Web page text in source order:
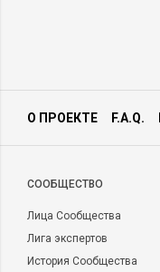
О ПРОЕКТЕ F.A.Q.
CООБЩЕСТВО
Лица Сообщества
Лига экспертов
История Сообщества